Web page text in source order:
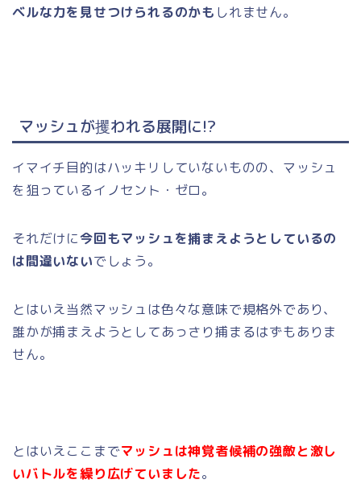
ベルな力を見せつけられるのかも しれません。
マッシュが攫われる展開に!?
イマイチ目的はハッキリしていないものの、マッシュ
を狙っているイノセント・ゼロ。
それだけに今回もマッシュを捕まえようとしているの
は間違いないでしょう。
とはいえ当然マッシュは色々な意味で規格外であり、
誰かが捕まえようとしてあっさり捕まるはずもありま
せん。
とはいえここまでマッシュは神覚者候補の強敵と激し
いバトルを繰り広げていました。